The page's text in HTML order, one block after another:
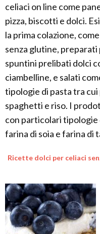
celiaci on line come
pizza, biscotti e dolci.
la prima colazione,
senza glutine,
spuntini prelibati dolci
ciambelline, e salati
tipologie di pasta tra
spaghetti e riso. I
con particolari tipologie
farina di soia e farina di
Ricette dolci per celiaci